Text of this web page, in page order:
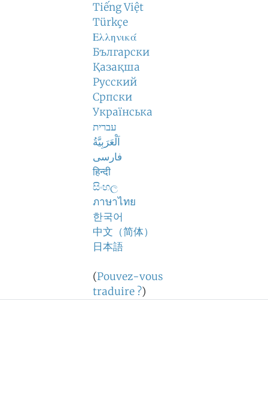
Tiếng Việt
Türkçe
Ελληνικά
Български
Қазақша
Русский
Српски
Українська
עברית
اَلْعَرَبِيَّةُ
فارسی
हिन्दी
සිංහල
ภาษาไทย
한국어
中文（简体）
日本語
(Pouvez-vous
traduire ?)